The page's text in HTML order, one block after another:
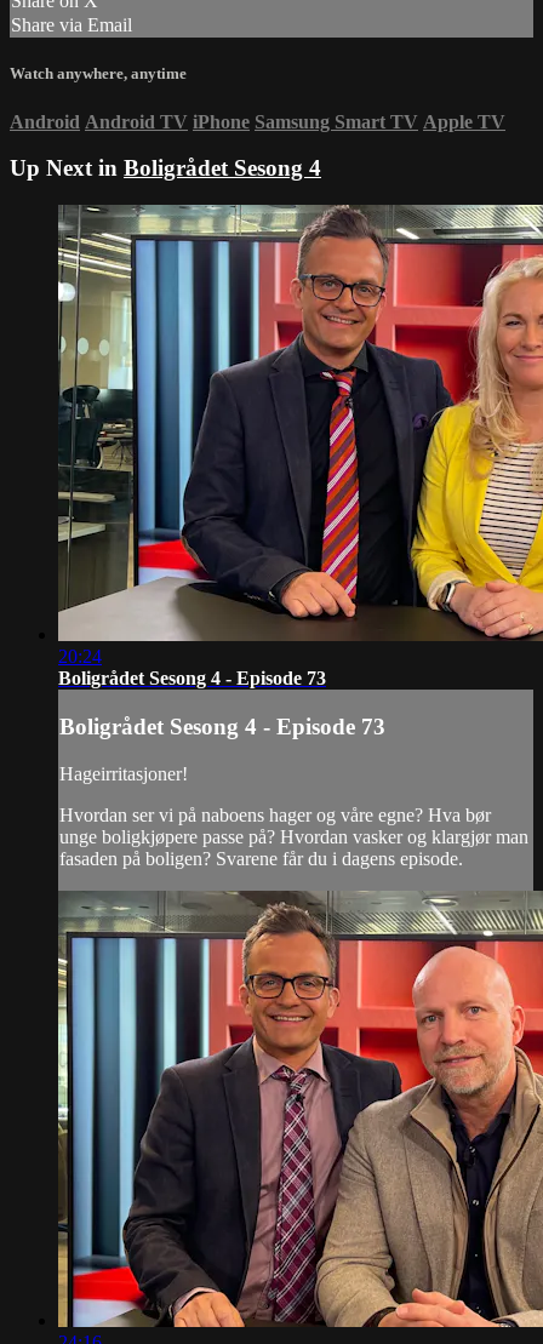
Share via Email
Watch anywhere, anytime
Android Android TV iPhone Samsung Smart TV Apple TV
Up Next in Boligrådet Sesong 4
20:24
Boligrådet Sesong 4 - Episode 73
Boligrådet Sesong 4 - Episode 73
Hageirritasjoner!
Hvordan ser vi på naboens hager og våre egne? Hva bør
unge boligkjøpere passe på? Hvordan vasker og klargjør man
fasaden på boligen? Svarene får du i dagens episode.